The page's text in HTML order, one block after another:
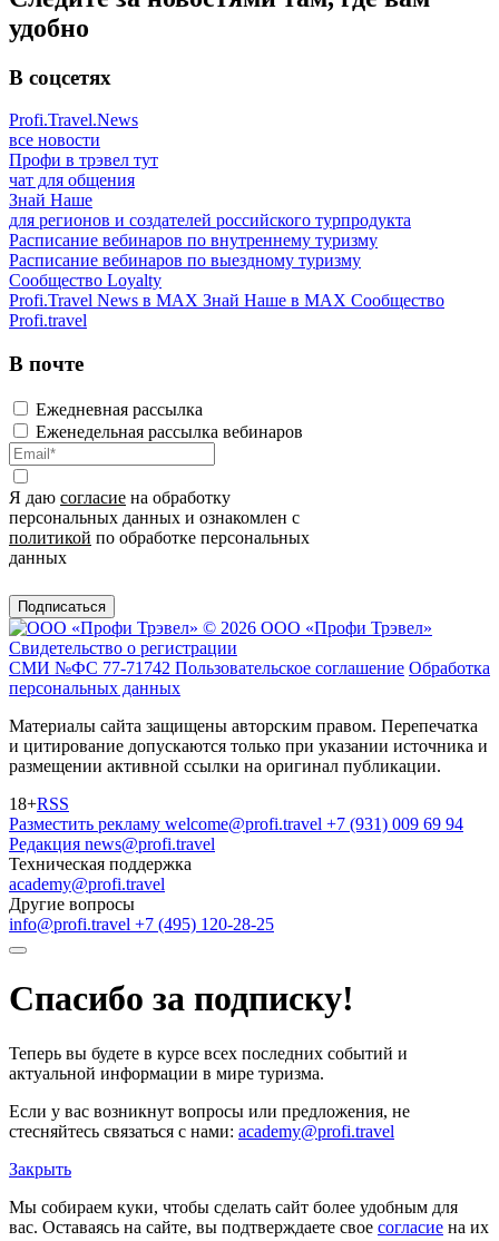
удобно
В соцсетях
Profi.Travel.News
все новости
Профи в трэвел тут
чат для общения
Знай Наше
для регионов и создателей российского турпродукта
Расписание вебинаров по внутреннему туризму
Расписание вебинаров по выездному туризму
Сообщество Loyalty
Profi.Travel News в MAX Знай Наше в MAX Сообщество
Profi.travel
В почте
Ежедневная рассылка
Еженедельная рассылка вебинаров
Я даю согласие на обработку
персональных данных и ознакомлен с
политикой по обработке персональных
данных
Подписаться
© 2026 ООО «Профи Трэвeл»
Свидетельство о регистрации
СМИ №ФС 77-71742 Пользовательское соглашение Обработка
персональных данных
Материалы сайта защищены авторским правом. Перепечатка
и цитирование допускаются только при указании источника и
размещении активной ссылки на оригинал публикации.
18+RSS
Разместить рекламу welcome@profi.travel +7 (931) 009 69 94
Редакция news@profi.travel
Техническая поддержка
academy@profi.travel
Другие вопросы
info@profi.travel +7 (495) 120-28-25
Спасибо за подписку!
Теперь вы будете в курсе всех последних событий и
актуальной информации в мире туризма.
Если у вас возникнут вопросы или предложения, не
стесняйтесь связаться с нами: academy@profi.travel
Закрыть
Мы собираем куки, чтобы сделать сайт более удобным для
вас. Оставаясь на сайте, вы подтверждаете свое согласие на их